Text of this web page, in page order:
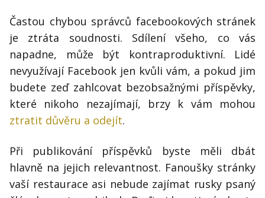
Častou chybou správců facebookových stránek
je ztráta soudnosti. Sdílení všeho, co vás
napadne, může být kontraproduktivní. Lidé
nevyužívají Facebook jen kvůli vám, a pokud jim
budete zeď zahlcovat bezobsažnými příspěvky,
které nikoho nezajímají, brzy k vám mohou
ztratit důvěru a odejít.
Při publikování příspěvků byste měli dbát
hlavně na jejich relevantnost. Fanoušky stránky
vaší restaurace asi nebude zajímat rusky psaný